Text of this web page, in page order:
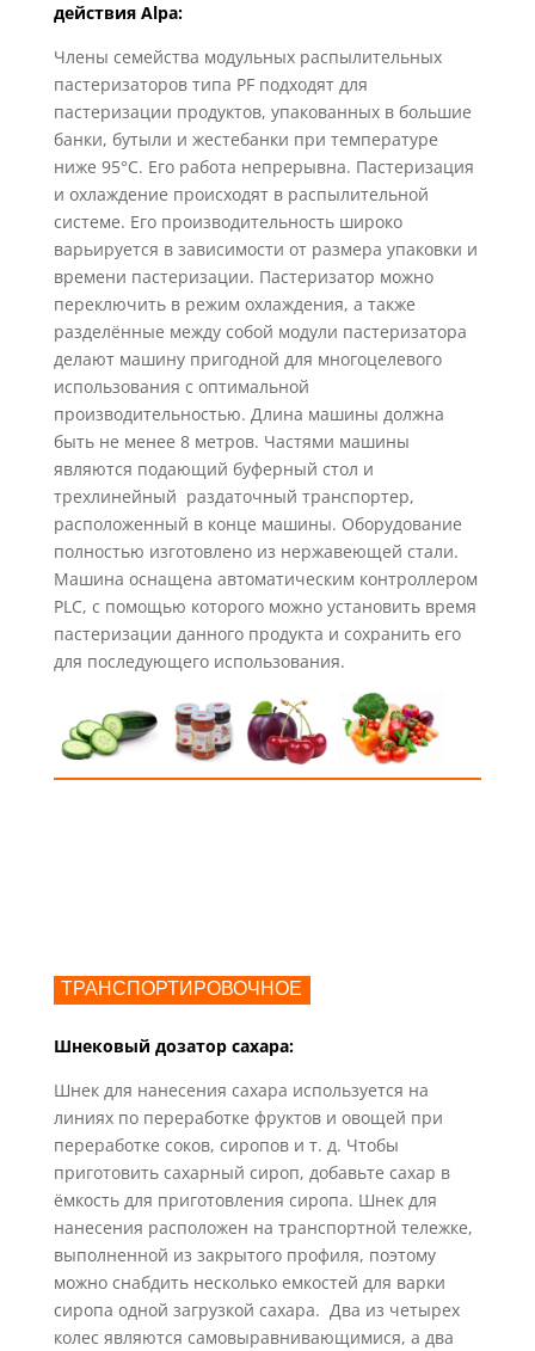
действия Alpa:
Члены семейства модульных распылительных
пастеризаторов типа PF подходят для
пастеризации продуктов, упакованных в большие
банки, бутыли и жестебанки при температуре
ниже 95°C. Его работа непрерывна. Пастеризация
и охлаждение происходят в распылительной
системе. Его производительность широко
варьируется в зависимости от размера упаковки и
времени пастеризации. Пастеризатор можно
переключить в режим охлаждения, а также
разделённые между собой модули пастеризатора
делают машину пригодной для многоцелевого
использования с оптимальной
производительностью. Длина машины должна
быть не менее 8 метров. Частями машины
являются подающий буферный стол и
трехлинейный раздаточный транспортер,
расположенный в конце машины. Оборудование
полностью изготовлено из нержавеющей стали.
Машина оснащена автоматическим контроллером
PLC, с помощью которого можно установить время
пастеризации данного продукта и сохранить его
для последующего использования.
ТРАНСПОРТИРОВОЧНОЕ
Шнековый дозатор сахара:
Шнек для нанесения сахара используется на
линиях по переработке фруктов и овощей при
переработке соков, сиропов и т. д. Чтобы
приготовить сахарный сироп, добавьте сахар в
ёмкость для приготовления сиропа. Шнек для
нанесения расположен на транспортной тележке,
выполненной из закрытого профиля, поэтому
можно снабдить несколько емкостей для варки
сиропа одной загрузкой сахара. Два из четырех
колес являются самовыравнивающимися, а два